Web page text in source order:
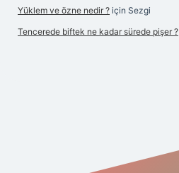
Yüklem ve özne nedir ? için Sezgi
Tencerede biftek ne kadar sürede pişer ?